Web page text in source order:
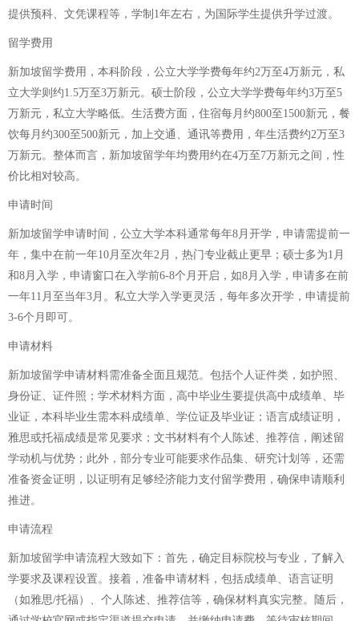
提供预科、文凭课程等，学制1年左右，为国际学生提供升学过渡。
留学费用
新加坡留学费用，本科阶段，公立大学学费每年约2万至4万新元，私
立大学则约1.5万至3万新元。硕士阶段，公立大学学费每年约3万至5
万新元，私立大学略低。生活费方面，住宿每月约800至1500新元，餐
饮每月约300至500新元，加上交通、通讯等费用，年生活费约2万至3
万新元。整体而言，新加坡留学年均费用约在4万至7万新元之间，性
价比相对较高。
申请时间
新加坡留学申请时间，公立大学本科通常每年8月开学，申请需提前一
年，集中在前一年10月至次年2月，热门专业截止更早；硕士多为1月
和8月入学，申请窗口在入学前6-8个月开启，如8月入学，申请多在前
一年11月至当年3月。私立大学入学更灵活，每年多次开学，申请提前
3-6个月即可。
申请材料
新加坡留学申请材料需准备全面且规范。包括个人证件类，如护照、
身份证、证件照；学术材料方面，高中毕业生要提供高中成绩单、毕
业证，本科毕业生需本科成绩单、学位证及毕业证；语言成绩证明，
雅思或托福成绩是常见要求；文书材料有个人陈述、推荐信，阐述留
学动机与优势；此外，部分专业可能要求作品集、研究计划等，还需
准备资金证明，以证明有足够经济能力支付留学费用，确保申请顺利
推进。
申请流程
新加坡留学申请流程大致如下：首先，确定目标院校与专业，了解入
学要求及课程设置。接着，准备申请材料，包括成绩单、语言证明
（如雅思/托福）、个人陈述、推荐信等，确保材料真实完整。随后，